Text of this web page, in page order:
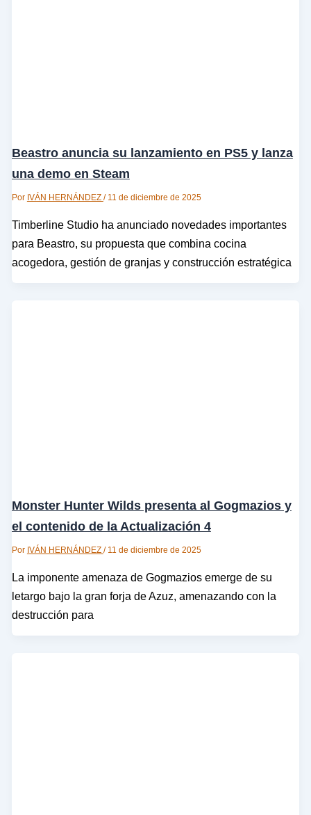
Beastro anuncia su lanzamiento en PS5 y lanza
una demo en Steam
Por IVÁN HERNÁNDEZ / 11 de diciembre de 2025
Timberline Studio ha anunciado novedades importantes
para Beastro, su propuesta que combina cocina
acogedora, gestión de granjas y construcción estratégica
Monster Hunter Wilds presenta al Gogmazios y
el contenido de la Actualización 4
Por IVÁN HERNÁNDEZ / 11 de diciembre de 2025
La imponente amenaza de Gogmazios emerge de su
letargo bajo la gran forja de Azuz, amenazando con la
destrucción para